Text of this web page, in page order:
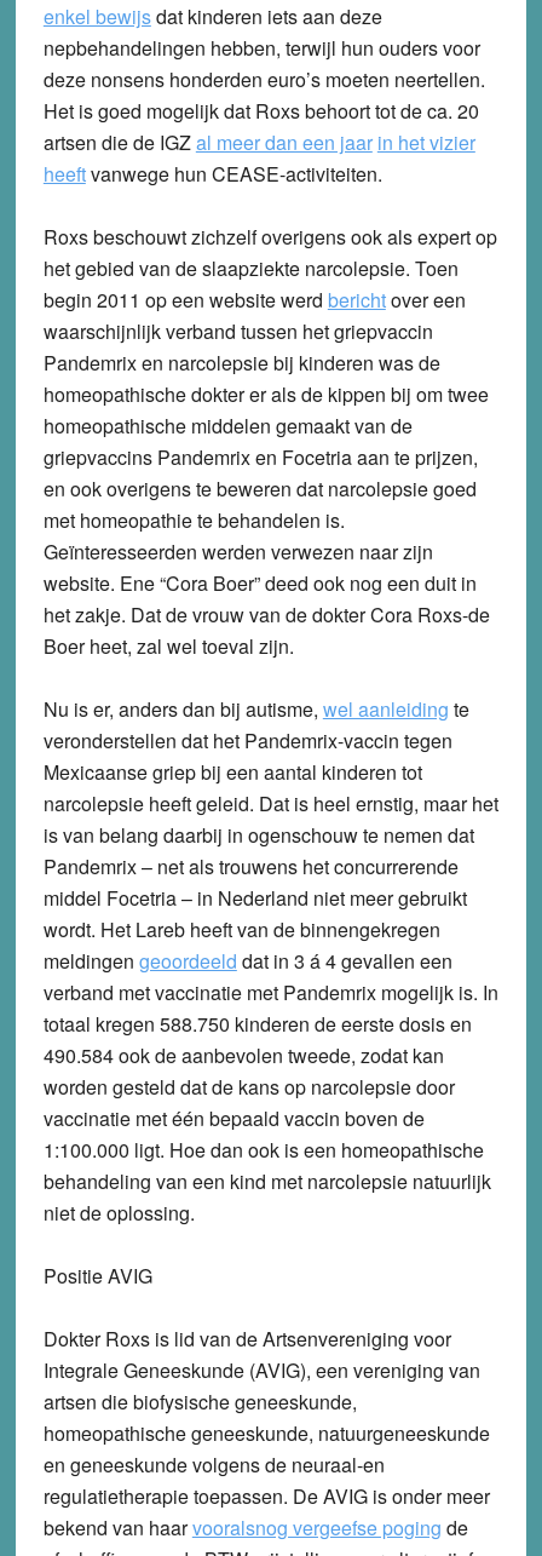
enkel bewijsdat kinderen iets aan deze
nepbehandelingen hebben, terwijl hun ouders voor
deze nonsens honderden euro’s moeten neertellen.
Het is goed mogelijk dat Roxs behoort tot de ca. 20
artsen die de IGZal meer dan een jaar in het vizier
heeftvanwege hun CEASE-activiteiten.
Roxs beschouwt zichzelf overigens ook als expert op
het gebied van de slaapziekte narcolepsie. Toen
begin 2011 op een website werd berichtover een
waarschijnlijk verband tussen het griepvaccin
Pandemrix en narcolepsie bij kinderen was de
homeopathische dokter er als de kippen bij om twee
homeopathische middelen gemaakt van de
griepvaccins Pandemrix en Focetria aan te prijzen,
en ook overigens te beweren dat narcolepsie goed
met homeopathie te behandelen is.
Geïnteresseerden werden verwezen naar zijn
website. Ene “Cora Boer” deed ook nog een duit in
het zakje. Dat de vrouw van de dokter Cora Roxs-de
Boer heet, zal wel toeval zijn.
Nu is er, anders dan bij autisme, wel aanleiding te
veronderstellen dat het Pandemrix-vaccin tegen
Mexicaanse griep bij een aantal kinderen tot
narcolepsie heeft geleid. Dat is heel ernstig, maar het
is van belang daarbij in ogenschouw te nemen dat
Pandemrix – net als trouwens het concurrerende
middel Focetria – in Nederland niet meer gebruikt
wordt. Het Lareb heeft van de binnengekregen
meldingen geoordeeld dat in 3 á 4 gevallen een
verband met vaccinatie met Pandemrix mogelijk is. In
totaal kregen 588.750 kinderen de eerste dosis en
490.584 ook de aanbevolen tweede, zodat kan
worden gesteld dat de kans op narcolepsie door
vaccinatie met één bepaald vaccin boven de
1:100.000 ligt. Hoe dan ook is een homeopathische
behandeling van een kind met narcolepsie natuurlijk
niet de oplossing.
Positie AVIG
Dokter Roxs is lid van de Artsenvereniging voor
Integrale Geneeskunde (AVIG), een vereniging van
artsen die biofysische geneeskunde,
homeopathische geneeskunde, natuurgeneeskunde
en geneeskunde volgens de neuraal-en
regulatietherapie toepassen. De AVIG is onder meer
bekend van haarvooralsnog vergeefse poging de